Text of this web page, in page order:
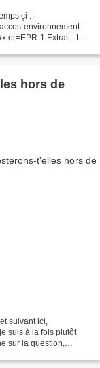
çi :
environnement-
1 Extrait : Le
hors de
suivant ici,
suis à la fois plutôt
sur la question,